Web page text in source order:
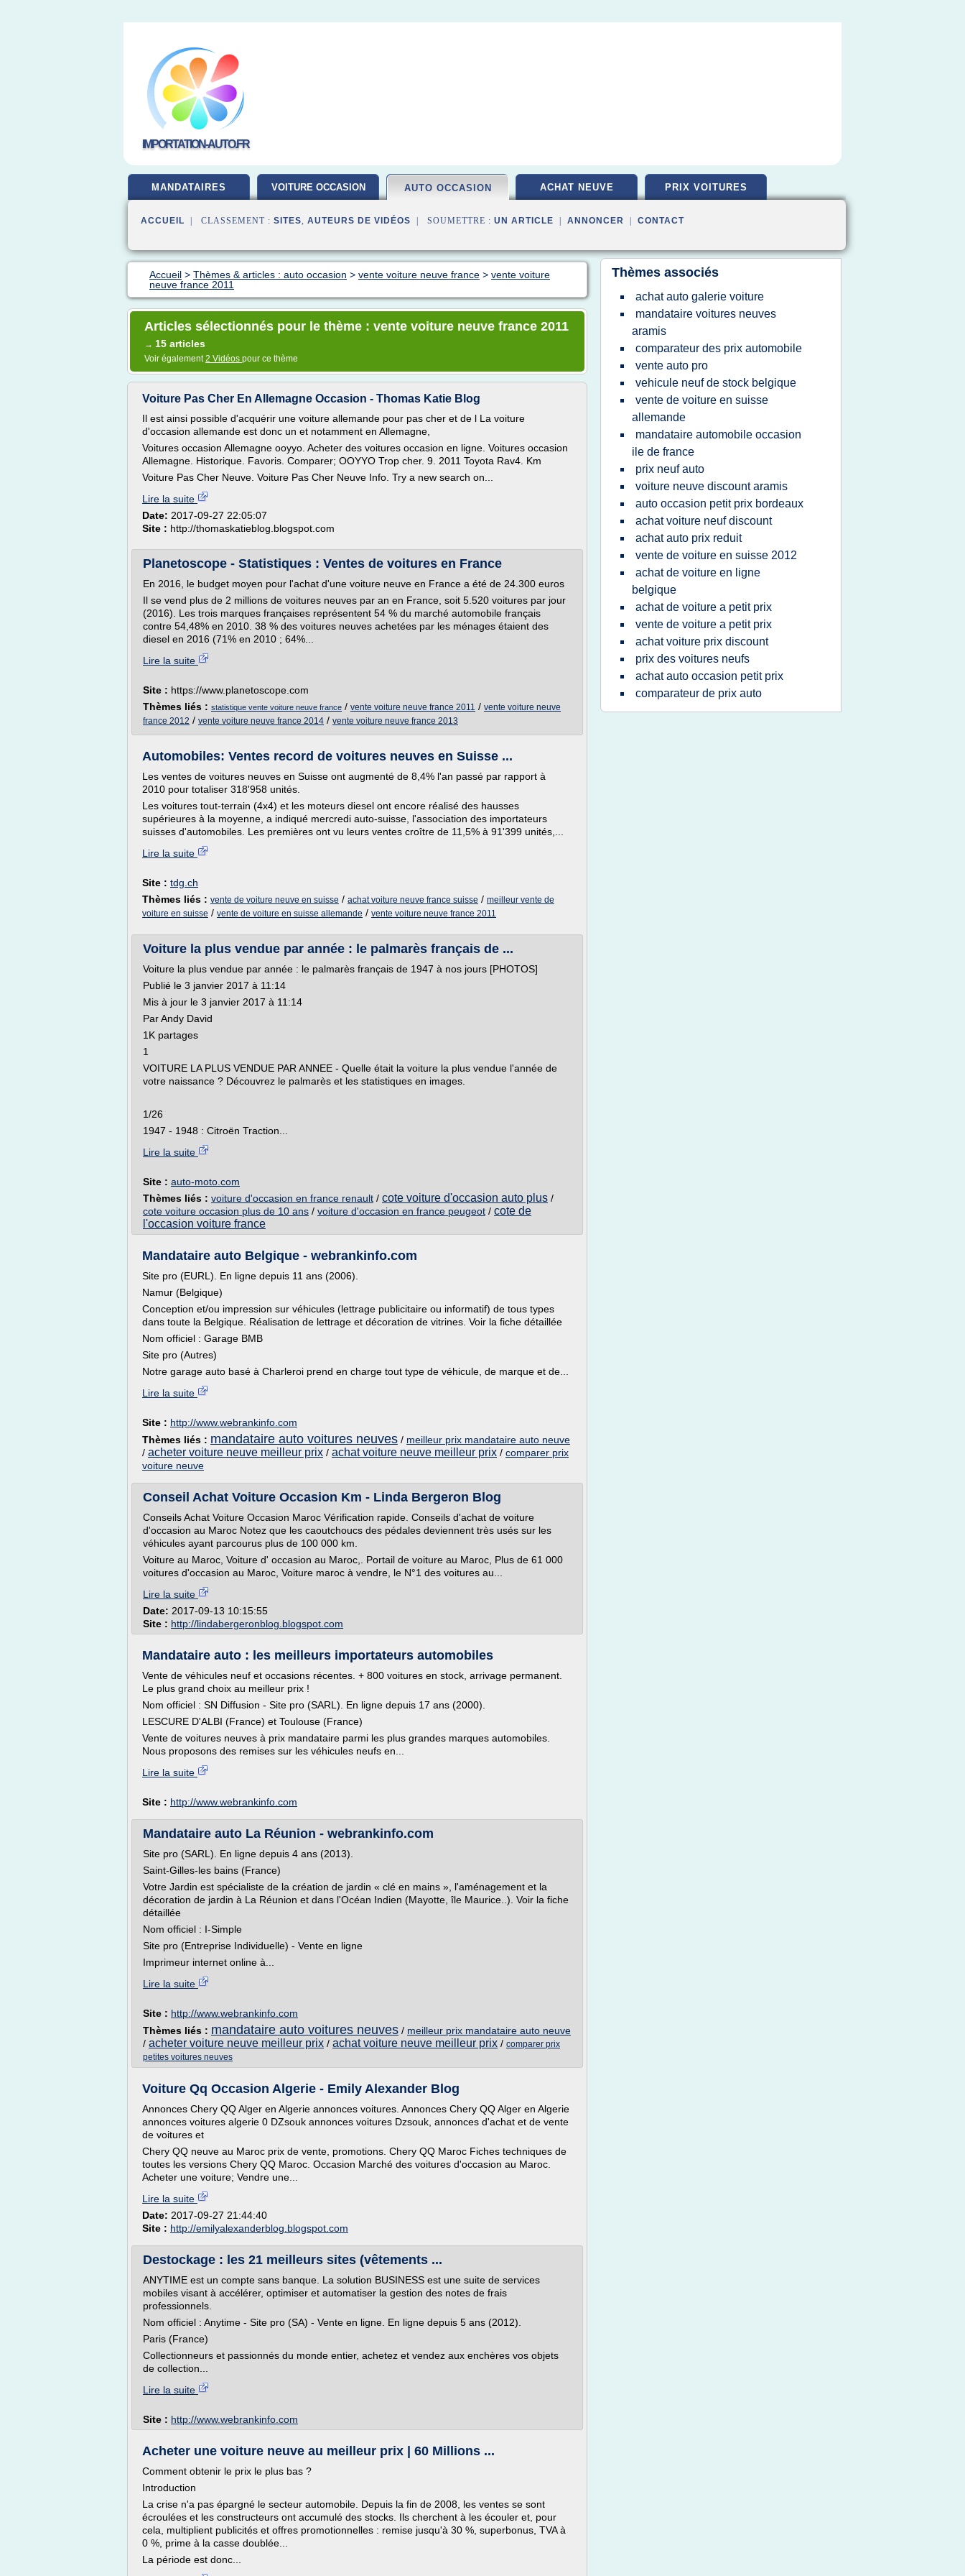
IMPORTATION-AUTO.FR
MANDATAIRES VOITURE OCCASION AUTO OCCASION ACHAT NEUVE PRIX VOITURES
ACCUEIL | CLASSEMENT : SITES, AUTEURS DE VIDÉOS | SOUMETTRE : UN ARTICLE ANNONCER CONTACT
Accueil > Thèmes & articles : auto occasion > vente voiture neuve france > vente voiture
neuve france 2011
Articles sélectionnés pour le thème : vente voiture neuve france 2011
→ 15 articles
Voir également2 Vidéos pour ce thème
Voiture Pas Cher En Allemagne Occasion - Thomas Katie Blog
Il est ainsi possible d'acquérir une voiture allemande pour pas cher et de l La voiture
d'occasion allemande est donc un et notamment en Allemagne,
Voitures occasion Allemagne ooyyo. Acheter des voitures occasion en ligne. Voitures occasion
Allemagne. Historique. Favoris. Comparer; OOYYO Trop cher. 9. 2011 Toyota Rav4. Km
Voiture Pas Cher Neuve. Voiture Pas Cher Neuve Info. Try a new search on...
Lire la suite
Date: 2017-09-27 22:05:07
Site : http://thomaskatieblog.blogspot.com
Planetoscope - Statistiques : Ventes de voitures en France
En 2016, le budget moyen pour l'achat d'une voiture neuve en France a été de 24.300 euros
Il se vend plus de 2 millions de voitures neuves par an en France, soit 5.520 voitures par jour
(2016). Les trois marques françaises représentent 54 % du marché automobile français
contre 54,48% en 2010. 38 % des voitures neuves achetées par les ménages étaient des
diesel en 2016 (71% en 2010 ; 64%...
Lire la suite
Site : https://www.planetoscope.com
Thèmes liés : statistique vente voiture neuve france / vente voiture neuve france 2011 / vente voiture neuve
france 2012 / vente voiture neuve france 2014 / vente voiture neuve france 2013
Automobiles: Ventes record de voitures neuves en Suisse ...
Les ventes de voitures neuves en Suisse ont augmenté de 8,4% l'an passé par rapport à
2010 pour totaliser 318'958 unités.
Les voitures tout-terrain (4x4) et les moteurs diesel ont encore réalisé des hausses
supérieures à la moyenne, a indiqué mercredi auto-suisse, l'association des importateurs
suisses d'automobiles. Les premières ont vu leurs ventes croître de 11,5% à 91'399 unités,...
Lire la suite
Site : tdg.ch
Thèmes liés : vente de voiture neuve en suisse / achat voiture neuve france suisse / meilleur vente de
voiture en suisse / vente de voiture en suisse allemande / vente voiture neuve france 2011
Voiture la plus vendue par année : le palmarès français de ...
Voiture la plus vendue par année : le palmarès français de 1947 à nos jours [PHOTOS]
Publié le 3 janvier 2017 à 11:14
Mis à jour le 3 janvier 2017 à 11:14
Par Andy David
1K partages
1
VOITURE LA PLUS VENDUE PAR ANNEE - Quelle était la voiture la plus vendue l'année de
votre naissance ? Découvrez le palmarès et les statistiques en images.
1/26
1947 - 1948 : Citroën Traction...
Lire la suite
Site : auto-moto.com
Thèmes liés : voiture d'occasion en france renault / cote voiture d'occasion auto plus /
cote voiture occasion plus de 10 ans / voiture d'occasion en france peugeot / cote de
l'occasion voiture france
Mandataire auto Belgique - webrankinfo.com
Site pro (EURL). En ligne depuis 11 ans (2006).
Namur (Belgique)
Conception et/ou impression sur véhicules (lettrage publicitaire ou informatif) de tous types
dans toute la Belgique. Réalisation de lettrage et décoration de vitrines. Voir la fiche détaillée
Nom officiel : Garage BMB
Site pro (Autres)
Notre garage auto basé à Charleroi prend en charge tout type de véhicule, de marque et de...
Lire la suite
Site : http://www.webrankinfo.com
Thèmes liés : mandataire auto voitures neuves / meilleur prix mandataire auto neuve
/ acheter voiture neuve meilleur prix / achat voiture neuve meilleur prix / comparer prix
voiture neuve
Conseil Achat Voiture Occasion Km - Linda Bergeron Blog
Conseils Achat Voiture Occasion Maroc Vérification rapide. Conseils d'achat de voiture
d'occasion au Maroc Notez que les caoutchoucs des pédales deviennent très usés sur les
véhicules ayant parcourus plus de 100 000 km.
Voiture au Maroc, Voiture d' occasion au Maroc,. Portail de voiture au Maroc, Plus de 61 000
voitures d'occasion au Maroc, Voiture maroc à vendre, le N°1 des voitures au...
Lire la suite
Date: 2017-09-13 10:15:55
Site : http://lindabergeronblog.blogspot.com
Mandataire auto : les meilleurs importateurs automobiles
Vente de véhicules neuf et occasions récentes. + 800 voitures en stock, arrivage permanent.
Le plus grand choix au meilleur prix !
Nom officiel : SN Diffusion - Site pro (SARL). En ligne depuis 17 ans (2000).
LESCURE D'ALBI (France) et Toulouse (France)
Vente de voitures neuves à prix mandataire parmi les plus grandes marques automobiles.
Nous proposons des remises sur les véhicules neufs en...
Lire la suite
Site : http://www.webrankinfo.com
Mandataire auto La Réunion - webrankinfo.com
Site pro (SARL). En ligne depuis 4 ans (2013).
Saint-Gilles-les bains (France)
Votre Jardin est spécialiste de la création de jardin « clé en mains », l'aménagement et la
décoration de jardin à La Réunion et dans l'Océan Indien (Mayotte, île Maurice..). Voir la fiche
détaillée
Nom officiel : I-Simple
Site pro (Entreprise Individuelle) - Vente en ligne
Imprimeur internet online à...
Lire la suite
Site : http://www.webrankinfo.com
Thèmes liés : mandataire auto voitures neuves / meilleur prix mandataire auto neuve
/ acheter voiture neuve meilleur prix / achat voiture neuve meilleur prix / comparer prix
petites voitures neuves
Voiture Qq Occasion Algerie - Emily Alexander Blog
Annonces Chery QQ Alger en Algerie annonces voitures. Annonces Chery QQ Alger en Algerie
annonces voitures algerie 0 DZsouk annonces voitures Dzsouk, annonces d'achat et de vente
de voitures et
Chery QQ neuve au Maroc prix de vente, promotions. Chery QQ Maroc Fiches techniques de
toutes les versions Chery QQ Maroc. Occasion Marché des voitures d'occasion au Maroc.
Acheter une voiture; Vendre une...
Lire la suite
Date: 2017-09-27 21:44:40
Site : http://emilyalexanderblog.blogspot.com
Destockage : les 21 meilleurs sites (vêtements ...
ANYTIME est un compte sans banque. La solution BUSINESS est une suite de services
mobiles visant à accélérer, optimiser et automatiser la gestion des notes de frais
professionnels.
Nom officiel : Anytime - Site pro (SA) - Vente en ligne. En ligne depuis 5 ans (2012).
Paris (France)
Collectionneurs et passionnés du monde entier, achetez et vendez aux enchères vos objets
de collection...
Lire la suite
Site : http://www.webrankinfo.com
Acheter une voiture neuve au meilleur prix | 60 Millions ...
Comment obtenir le prix le plus bas ?
Introduction
La crise n'a pas épargné le secteur automobile. Depuis la fin de 2008, les ventes se sont
écroulées et les constructeurs ont accumulé des stocks. Ils cherchent à les écouler et, pour
cela, multiplient publicités et offres promotionnelles : remise jusqu'à 30 %, superbonus, TVA à
0 %, prime à la casse doublée...
La période est donc...
Thèmes associés
achat auto galerie voiture
mandataire voitures neuves
aramis
comparateur des prix automobile
vente auto pro
vehicule neuf de stock belgique
vente de voiture en suisse
allemande
mandataire automobile occasion
ile de france
prix neuf auto
voiture neuve discount aramis
auto occasion petit prix bordeaux
achat voiture neuf discount
achat auto prix reduit
vente de voiture en suisse 2012
achat de voiture en ligne
belgique
achat de voiture a petit prix
vente de voiture a petit prix
achat voiture prix discount
prix des voitures neufs
achat auto occasion petit prix
comparateur de prix auto